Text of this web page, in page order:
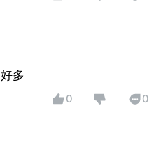
多
0 0